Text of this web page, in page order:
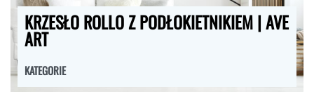
KRZESŁO ROLLO Z PODŁOKIETNIKIEM | AVE
ART
KATEGORIE